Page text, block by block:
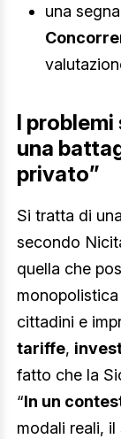
una
I
una
privato”
Si tratta di
secondo
quella che
cittadini e
tariffe,
fatto che la
“In un
modali reali,